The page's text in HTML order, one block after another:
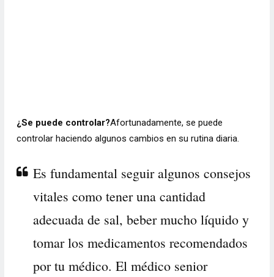
¿Se puede controlar?Afortunadamente, se puede
controlar haciendo algunos cambios en su rutina diaria.
Es fundamental seguir algunos consejos
vitales como tener una cantidad
adecuada de sal, beber mucho líquido y
tomar los medicamentos recomendados
por tu médico. El médico senior